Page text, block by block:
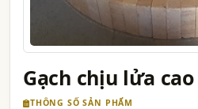
Gạch chịu lửa
THÔNG SỐ SẢN PHẨM